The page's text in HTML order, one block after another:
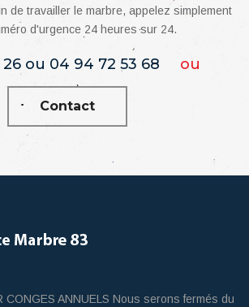
de travailler le marbre, appelez simplement
d'urgence 24 heures sur 24.
ou 04 94 72 53 68 ou
Contact
CONGES ANNUELS Nous serons fermés du